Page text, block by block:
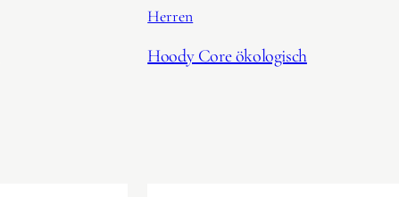
Herren
Hoody Core ökologisch